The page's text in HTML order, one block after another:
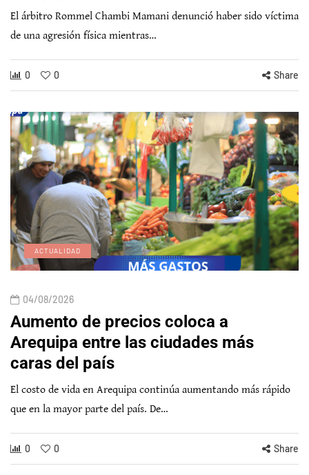
El árbitro Rommel Chambi Mamani denunció haber sido víctima
de una agresión física mientras…
0 0 Share
ACTUALIDAD
04/08/2026
Aumento de precios coloca a
Arequipa entre las ciudades más
caras del país
El costo de vida en Arequipa continúa aumentando más rápido
que en la mayor parte del país. De…
0 0 Share